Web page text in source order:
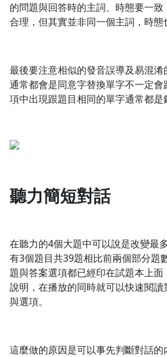
的問題與回答時的主詞、時態要一
合理，但其實並非同一個主詞，時態
最後要注意相似的發音誤導及易混
通常都會是同意字替換單字不一定
項中出現跟題目相同的單字通常都是
聽力簡短對話
在聽力的4個大題中可以說是改變最
有3個題目共39題相比前兩個部分題
題與答案選項都已經印在試題本上
說明，在播放的同時就可以快速閱
與選項。
這麼做的原因是可以事先判斷對話